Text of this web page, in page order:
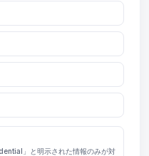
」と明示された情報のみが対